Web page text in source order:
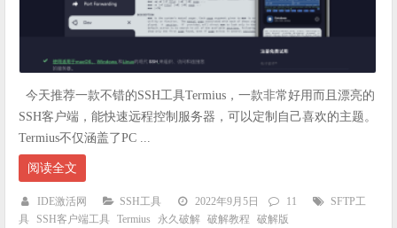
今天推荐一款不错的SSH工具Termius，一款非常好用而且漂亮的
SSH客户端，能快速远程控制服务器，可以定制自己喜欢的主题。
Termius不仅涵盖了PC ...
阅读全文
IDE激活网 SSH工具 2022年9月5日 11
SFTP工
具
SSH客户端工具 Termius 永久破解 破解教程 破解版